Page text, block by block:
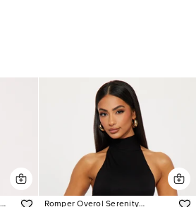
Romper Overol Serenity